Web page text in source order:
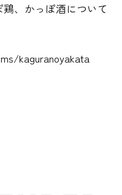
、かっぽ酒について
kaguranoyakata